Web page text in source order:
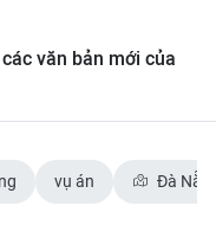
văn bản mới của
vụ án Đà